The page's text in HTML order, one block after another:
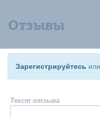
Отзывы
Зарегистрируйтесь или
Текст отзыва